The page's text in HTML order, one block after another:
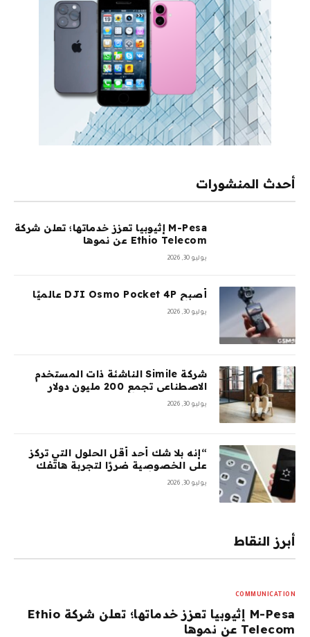
أحدث المنشورات
M-Pesa إثيوبيا تعزز خدماتها؛ تعلن شركة
Ethio Telecom عن نموها
يوليو 30, 2026
أصبح DJI Osmo Pocket 4P عالميًا
يوليو 30, 2026
شركة Simile الناشئة ذات المستخدم
الاصطناعي تجمع 200 مليون دولار
السلسلة A بقيمة 100 مليون دولار
يوليو 30, 2026
“إنه بلا شك أحد أقل الحلول التي تركز
على الخصوصية ضررًا لتجربة هاتفك
المحمول”: أمضيت شهرًا في اختبار
يوليو 30, 2026
أبرز النقاط
COMMUNICATION
M-Pesa إثيوبيا تعزز خدماتها؛ تعلن شركة Ethio
Telecom عن نموها